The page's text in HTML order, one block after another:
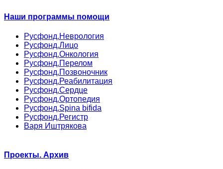
Наши программы помощи
Русфонд.Неврология
Русфонд.Лицо
Русфонд.Онкология
Русфонд.Перелом
Русфонд.Позвоночник
Русфонд.Реабилитация
Русфонд.Сердце
Русфонд.Ортопедия
Русфонд.Spina bifida
Русфонд.Регистр
Варя Иштрякова
Проекты. Архив